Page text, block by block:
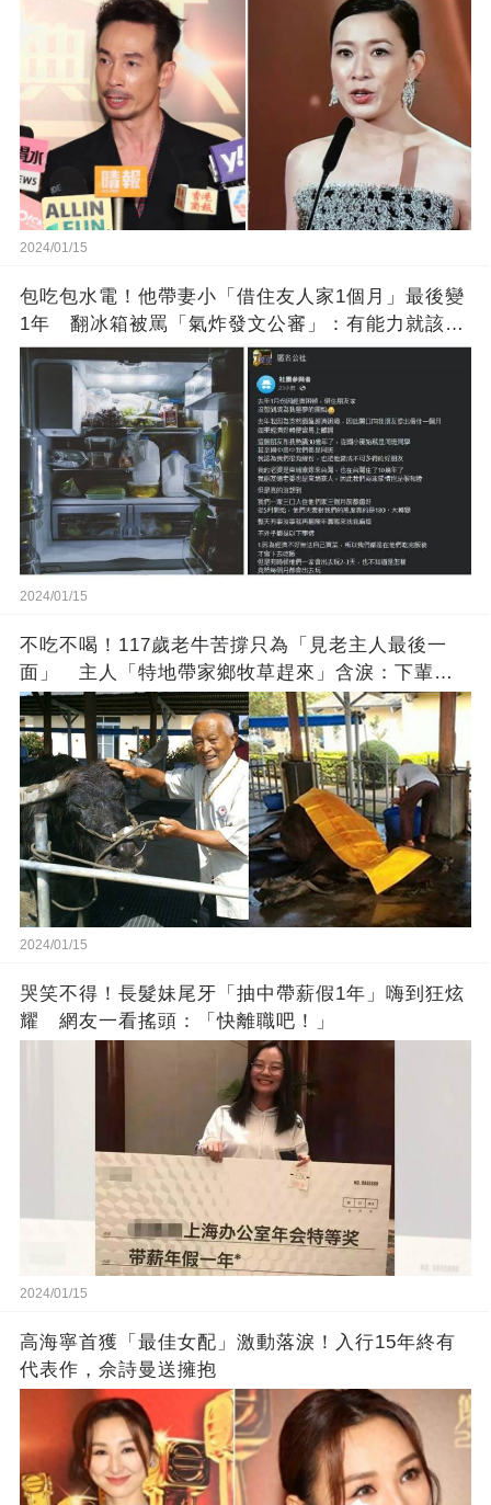
2024/01/15
包吃包水電！他帶妻小「借住友人家1個月」最後變
1年 翻冰箱被罵「氣炸發文公審」：有能力就該大
方
2024/01/15
不吃不喝！117歲老牛苦撐只為「見老主人最後一
面」 主人「特地帶家鄉牧草趕來」含淚：下輩子
找個好人家
2024/01/15
哭笑不得！長髮妹尾牙「抽中帶薪假1年」嗨到狂炫
耀 網友一看搖頭：「快離職吧！」
2024/01/15
高海寧首獲「最佳女配」激動落淚！入行15年終有
代表作，佘詩曼送擁抱